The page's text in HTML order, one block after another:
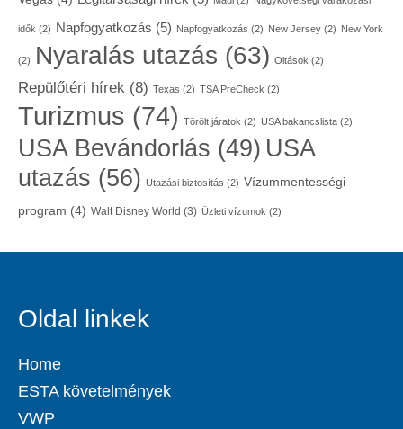
idők (2) Napfogyatkozás (5) Napfogyatkozás (2) New Jersey (2) New York
(2) Nyaralás utazás (63) Oltások (2)
Repülőtéri hírek (8) Texas (2) TSA PreCheck (2)
Turizmus (74) Törölt járatok (2) USA bakancslista (2)
USA Bevándorlás (49) USA
utazás (56) Utazási biztosítás (2) Vízummentességi
program (4) Walt Disney World (3) Üzleti vízumok (2)
Oldal linkek
Home
ESTA követelmények
VWP